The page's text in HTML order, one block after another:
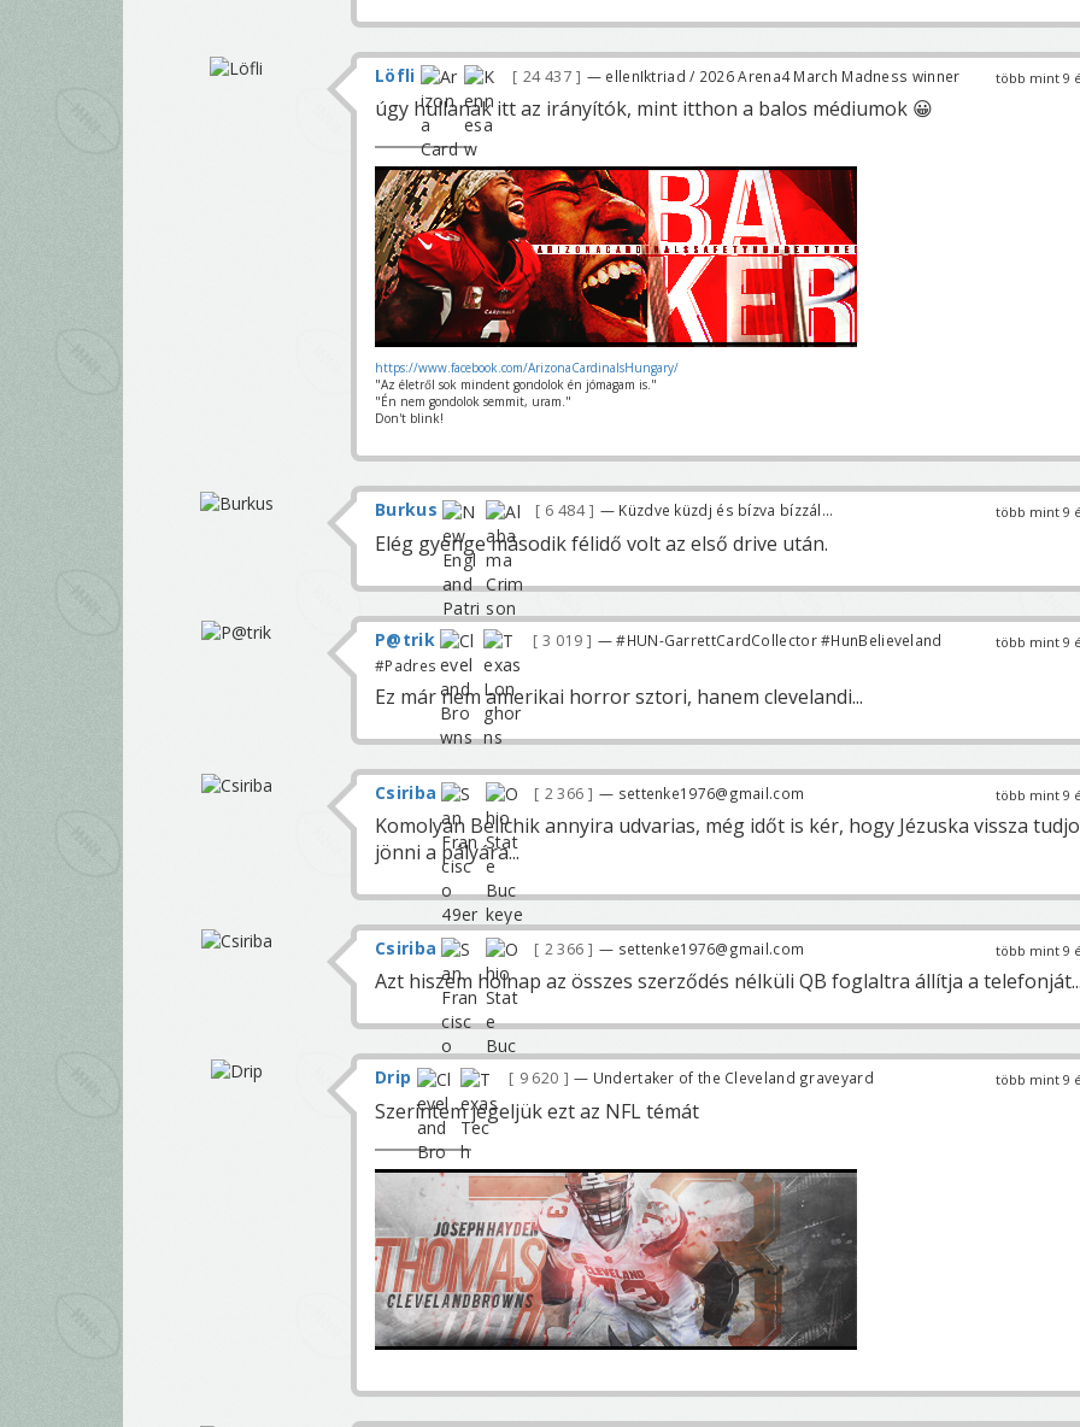
több mint 9
Löfli 24 437 — ellenIktriad / 2026 Arena4 March Madness winner
úgy hullanak itt az irányítók, mint itthon a balos médiumok 😀
https://www.facebook.com/ArizonaCardinalsHungary/
"Az életről sok mindent gondolok én jómagam is."
"Én nem gondolok semmit, uram."
Don't blink!
több mint 9
Burkus 6 484 — Küzdve küzdj és bízva bízzál...
Elég gyenge második félidő volt az első drive után.
több mint 9
P@trik 3 019
— #HUN-GarrettCardCollector #HunBelieveland
#Padres
Ez már nem amerikai horror sztori, hanem clevelandi...
több mint 9
Csiriba 2 366 — settenke1976@gmail.com
Komolyan Belichik annyira udvarias, még időt is kér, hogy Jézuska vissza
jönni a pályára...
több mint 9
Csiriba 2 366 — settenke1976@gmail.com
Azt hiszem holnap az összes szerződés nélküli QB foglaltra állítja a
több mint 9
Drip 9 620 — Undertaker of the Cleveland graveyard
Szerintem jegeljük ezt az NFL témát